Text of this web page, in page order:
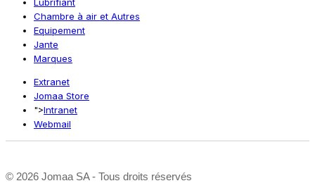
Chambre à air et Autres
Equipement
Jante
Marques
Extranet
Jomaa Store
">Intranet
Webmail
© 2026 Jomaa SA - Tous droits réservés